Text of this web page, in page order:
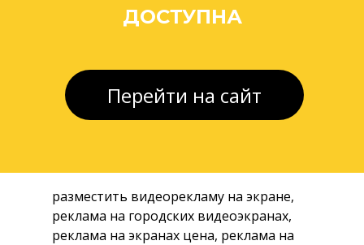
/// Плесецк
///Коряжма
///Котлас
/// Нарьян-мар
/// Новодвинск
/// Вельск
ДОСТУПНА
Перейти на сайт
разместить видеорекламу на экране,
реклама на городских видеоэкранах,
реклама на экранах цена, реклама на